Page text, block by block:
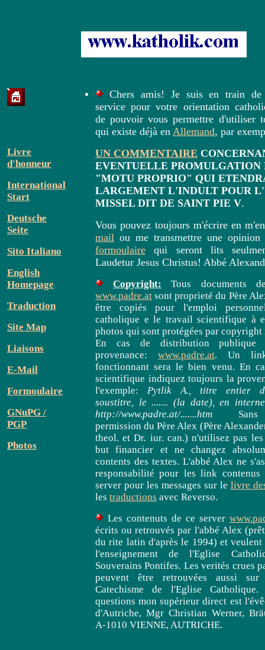
Livre
d'honneur
International
Start
Deutsche
Seite
Sito Italiano
English
Homepage
Traduction
Site Map
Liaisons
E-Mail
Formoulaire
GNuPG /
PGP
Photos
Chers amis! Je suis en train de
service pour votre orientation
de pouvoir vous permettre d'utiliser
qui existe déjà en Allemand, par
UN COMMENTAIRE
EVENTUELLE PROMULGATION
"MOTU PROPRIO" QUI
LARGEMENT L'INDULT POUR
MISSEL DIT DE SAINT PIE V.
Vous pouvez toujours m'écrire en
mail ou me transmettre une
formoulaire qui seront lits
Laudetur Jesus Christus! Abbé
Copyright: Tous documents
www.padre.at sont proprieté du Père
être copiés pour l'emploi
catholique e le travail scientifique à
photos qui sont protégées par
En cas de distribution publique
provenance: www.padre.at. Un
fonctionnant sera le bien venu. En
scientifique indiquez toujours la
l'exemple: Pytlik A., titre entier
soustitre, le ....... (la date), en
http://www.padre.at/.......htm Sans
permission du Père Alex (Père
theol. et Dr. iur. can.) n'utilisez pas les
but financier et ne changez
contents des textes. L'abbé Alex ne
responsabilité pour les link contenus
server pour les messages sur le livre
les traductions avec Reverso.
Les contenuts de ce server
écrits ou retrouvés par l'abbé Alex
du rite latin d'après le 1994) et veulent
l'enseignement de l'Eglise
Souverains Pontifes. Les verités crues
peuvent être retrouvées aussi
Catechisme de l'Eglise
questions mon supérieur direct est
d'Autriche, Mgr Christian Werner,
A-1010 VIENNE, AUTRICHE.